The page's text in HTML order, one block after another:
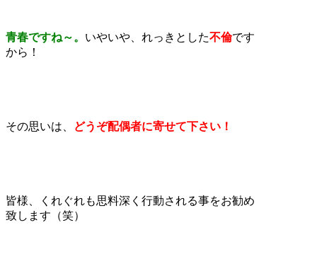
青春ですね～。 いやいや、れっきとした不倫です
から！
その思いは、 どうぞ配偶者に寄せて下さい！
皆様、くれぐれも思料深く行動される事をお勧め
致します（笑）